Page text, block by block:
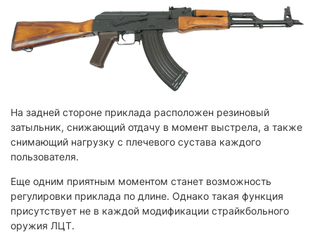
На задней стороне приклада расположен резиновый
затыльник, снижающий отдачу в момент выстрела, а также
снимающий нагрузку с плечевого сустава каждого
пользователя.
Еще одним приятным моментом станет возможность
регулировки приклада по длине. Однако такая функция
присутствует не в каждой модификации страйкбольного
оружия ЛЦТ.